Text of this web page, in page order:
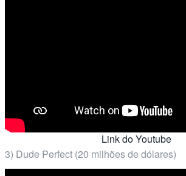
Link do Youtube
3) Dude Perfect (20 milhões de dólares)